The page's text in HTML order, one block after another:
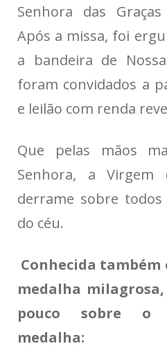
Senhora das
Após a missa, foi
a bandeira de
foram convidados a
e leilão com renda
Que pelas mãos
Senhora, a Virgem
derrame sobre
do céu.
Conhecida também
medalha
pouco sobre o
medalha: